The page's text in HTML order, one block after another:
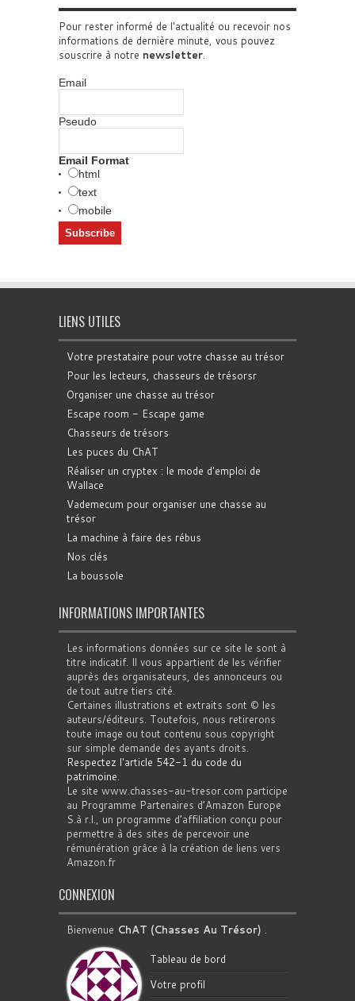
Pour rester informé de l'actualité ou recevoir nos
informations de dernière minute, vous pouvez
souscrire à notre newsletter.
Email
Pseudo
Email Format
html
text
mobile
LIENS UTILES
Votre prestataire pour votre chasse au trésor
Pour les lecteurs, chasseurs de trésorsr
Organiser une chasse au trésor
Escape room - Escape game
Chasseurs de trésors
Les puces du ChAT
Réaliser un cryptex : le mode d'emploi de
Wallace
Vademecum pour organiser une chasse au
trésor
La machine à faire des rébus
Nos clés
La boussole
INFORMATIONS IMPORTANTES
Les informations données sur ce site le sont à
titre indicatif. Il vous appartient de les vérifier
auprès des organisateurs, des annonceurs ou
de tout autre tiers cité.
Certaines illustrations et extraits sont © les
auteurs/éditeurs. Toutefois, nous retirerons
toute image ou tout contenu sous copyright
sur simple demande des ayants droits.
Respectez l'article 542-1 du code du
patrimoine.
Le site www.chasses-au-tresor.com participe
au Programme Partenaires d’Amazon Europe
S.à r.l., un programme d’affiliation conçu pour
permettre à des sites de percevoir une
rémunération grâce à la création de liens vers
Amazon.fr
CONNEXION
Bienvenue ChAT (Chasses Au Trésor) .
Tableau de bord
Votre profil